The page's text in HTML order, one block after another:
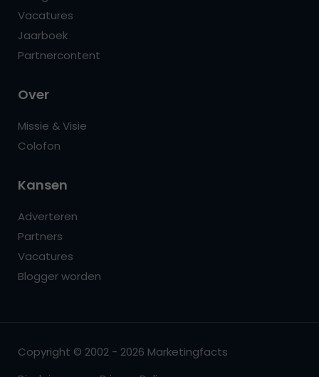
Vacatures
Jaarboek
Partnercontent
Over
Missie & Visie
Colofon
Kansen
Adverteren
Partners
Vacatures
Blogger worden
Copyright © 2002 - 2026 Marketingfacts